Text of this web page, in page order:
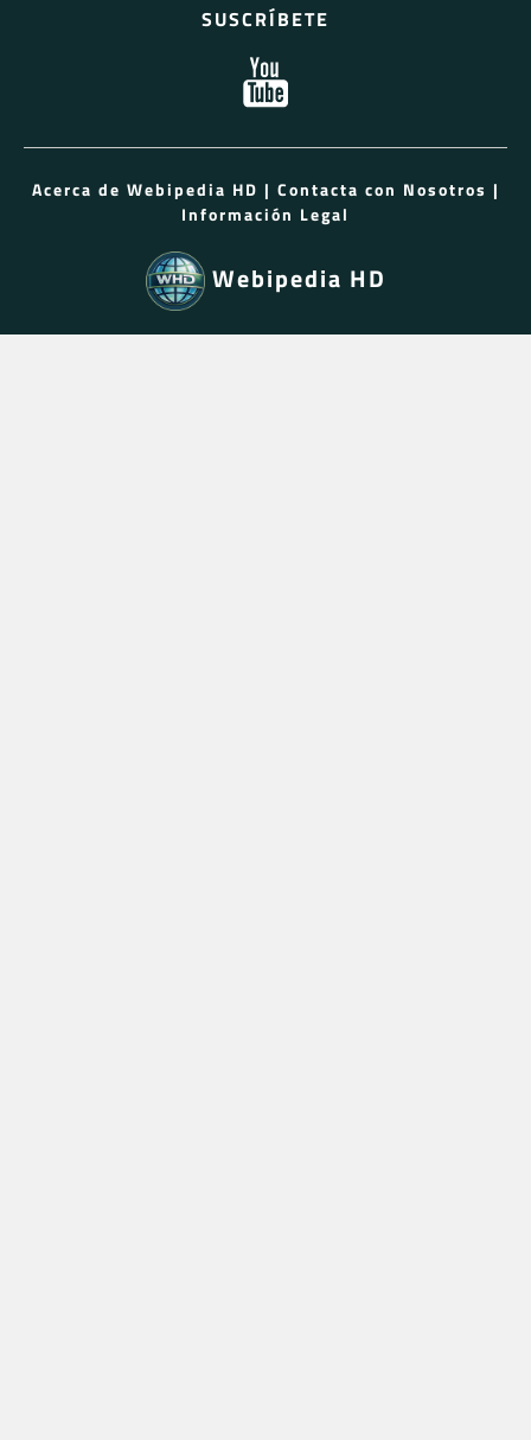
SUSCRÍBETE
Acerca de Webipedia HD | Contacta con Nosotros |
Información Legal
Webipedia HD